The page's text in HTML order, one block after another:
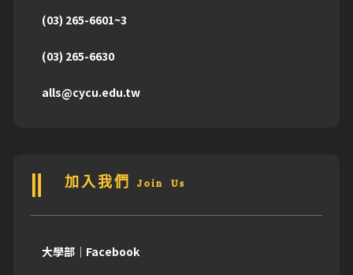
(03) 265-6601~3
(03) 265-6630
alls@cycu.edu.tw
加入我們 Join Us
大學部｜Facebook